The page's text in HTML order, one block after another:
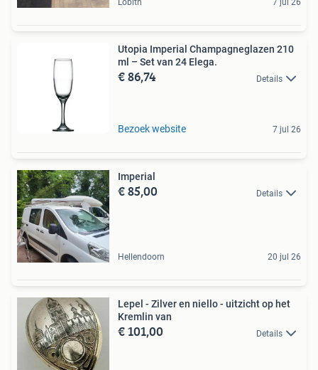
Lobith 7 jul 26
Utopia Imperial Champagneglazen 210
ml – Set van 24 Elega.
€ 86,74 Details
Bezoek website 7 jul 26
Imperial
€ 85,00 Details
Hellendoorn 20 jul 26
Lepel - Zilver en niello - uitzicht op het
Kremlin van
€ 101,00 Details